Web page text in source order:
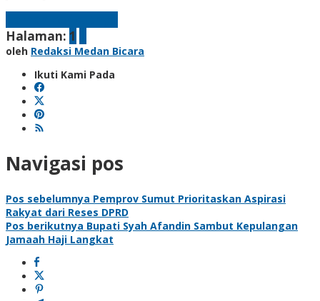
Halaman: 1
oleh Redaksi Medan Bicara
Ikuti Kami Pada
Navigasi pos
Pos sebelumnya Pemprov Sumut Prioritaskan Aspirasi
Rakyat dari Reses DPRD
Pos berikutnya Bupati Syah Afandin Sambut Kepulangan
Jamaah Haji Langkat